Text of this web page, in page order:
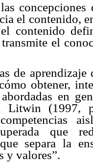
el contenido,
el contenido
el
de
obtener,
en
Litwin (1997,
que
separa la
y valores”.